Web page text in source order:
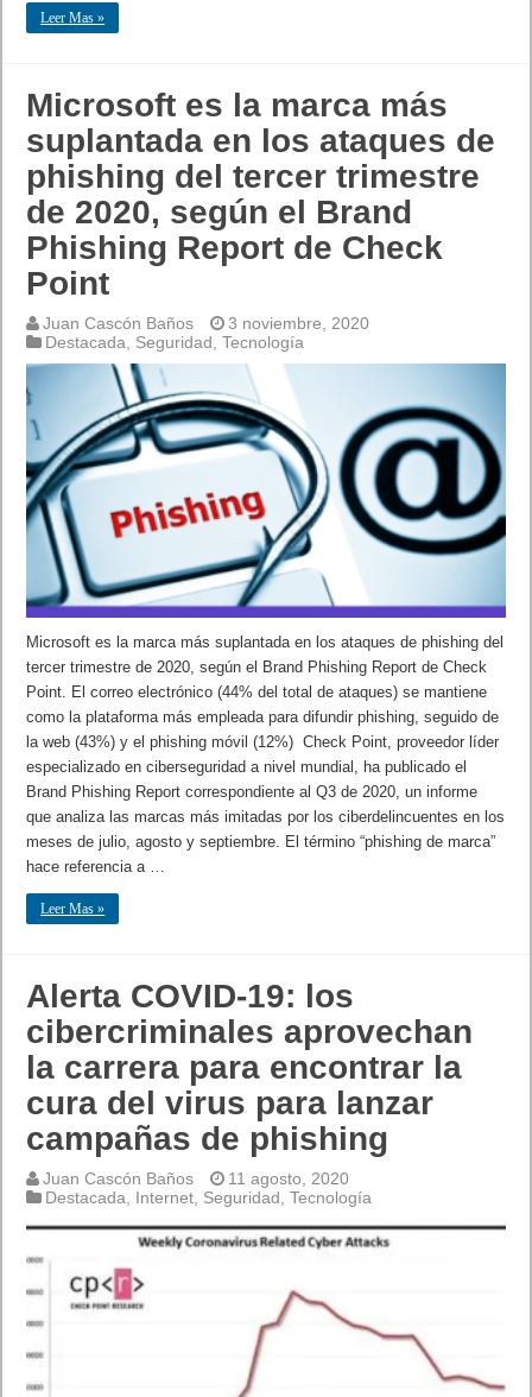
Leer Mas »
Microsoft es la marca más
suplantada en los ataques de
phishing del tercer trimestre
de 2020, según el Brand
Phishing Report de Check
Point
Juan Cascón Baños
3 noviembre, 2020
Destacada
Seguridad ,Tecnología
Microsoft es la marca más suplantada en los ataques de phishing del
tercer trimestre de 2020, según el Brand Phishing Report de Check
Point. El correo electrónico (44% del total de ataques) se mantiene
como la plataforma más empleada para difundir phishing, seguido de
la web (43%) y el phishing móvil (12%) Check Point, proveedor líder
especializado en ciberseguridad a nivel mundial, ha publicado el
Brand Phishing Report correspondiente al Q3 de 2020, un informe
que analiza las marcas más imitadas por los ciberdelincuentes en los
meses de julio, agosto y septiembre. El término “phishing de marca”
hace referencia a …
Leer Mas »
Alerta COVID-19: los
cibercriminales aprovechan
la carrera para encontrar la
cura del virus para lanzar
campañas de phishing
Juan Cascón Baños
11 agosto, 2020
Destacada, Internet, Seguridad,Tecnología